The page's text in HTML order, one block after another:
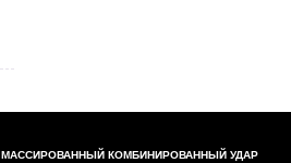
МАССИРОВАННЫЙ КОМБИНИРОВАННЫЙ УДАР